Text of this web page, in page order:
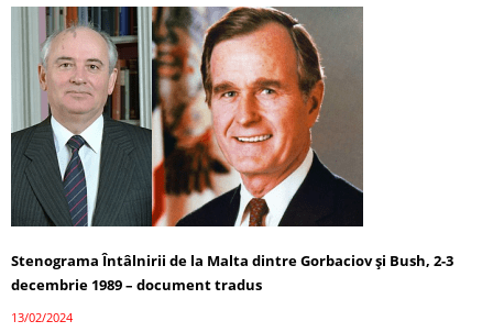
Stenograma Întâlnirii de la Malta dintre Gorbaciov și Bush, 2-3
decembrie 1989 – document tradus
13/02/2024